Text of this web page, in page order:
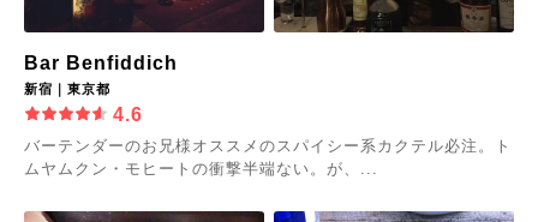
Bar Benfiddich
新宿｜東京都
4.6
バーテンダーのお兄様オススメのスパイシー系カクテル必注。ト
ムヤムクン・モヒートの衝撃半端ない。が、...